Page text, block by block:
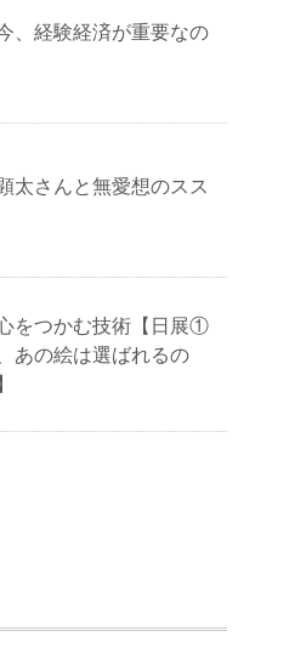
、経験経済が重要なの
太さんと無愛想のスス
をつかむ技術【日展①
あの絵は選ばれるの